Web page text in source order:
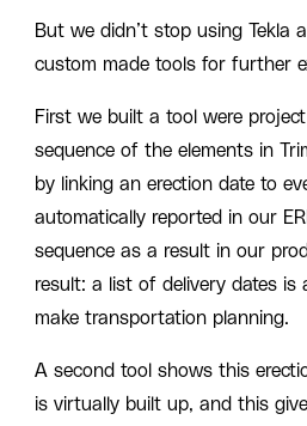
But we didn’t stop using Tekla
custom made tools for further
First we built a tool were
sequence of the elements in
by linking an erection date to
automatically reported in our
sequence as a result in our
result: a list of delivery dates is
make transportation planning.
A second tool shows this
is virtually built up, and this